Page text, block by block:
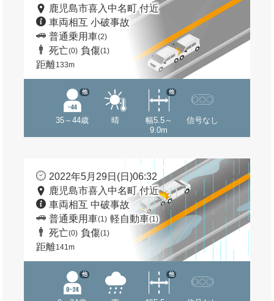
鹿児島市喜入中名町 付近
車両相互 小破事故
普通乗用車(2)
死亡(0) 負傷(1)
距離133m
35～44歳
他
晴
幅5.5～
9.0m
他
信号なし
2022年5月29日(日)06:32
鹿児島市喜入中名町 付近
車両相互 中破事故
普通乗用車(1) 軽自動車(1)
死亡(0) 負傷(1)
距離141m
他 他